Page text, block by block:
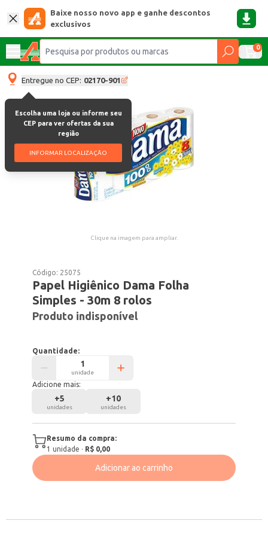
Baixe nosso novo app e ganhe descontos
exclusivos
0
Entregue no CEP: 02170-901
Escolha uma loja ou informe seu
CEP para ver ofertas da sua
região
INFORMAR LOCALIZAÇÃO
Clique na imagem para ampliar.
Código: 25075
Papel Higiênico Dama Folha
Simples - 30m 8 rolos
Produto indisponível
Quantidade:
unidade
Adicione mais:
+5
unidades
+10
unidades
Resumo da compra:
1 unidade · R$ 0,00
Adicionar ao carrinho